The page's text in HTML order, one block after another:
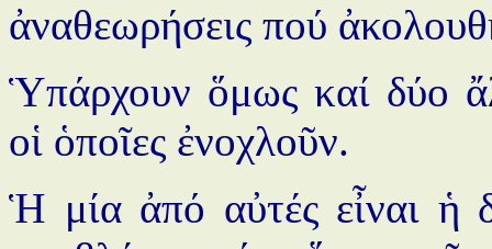
ἀναθεωρήσεις πού
Ὑπάρχουν ὅμως καί δύο
οἱ ὁποῖες ἐνοχλοῦν.
Ἡ μία ἀπό αὐτές εἶναι ἡ